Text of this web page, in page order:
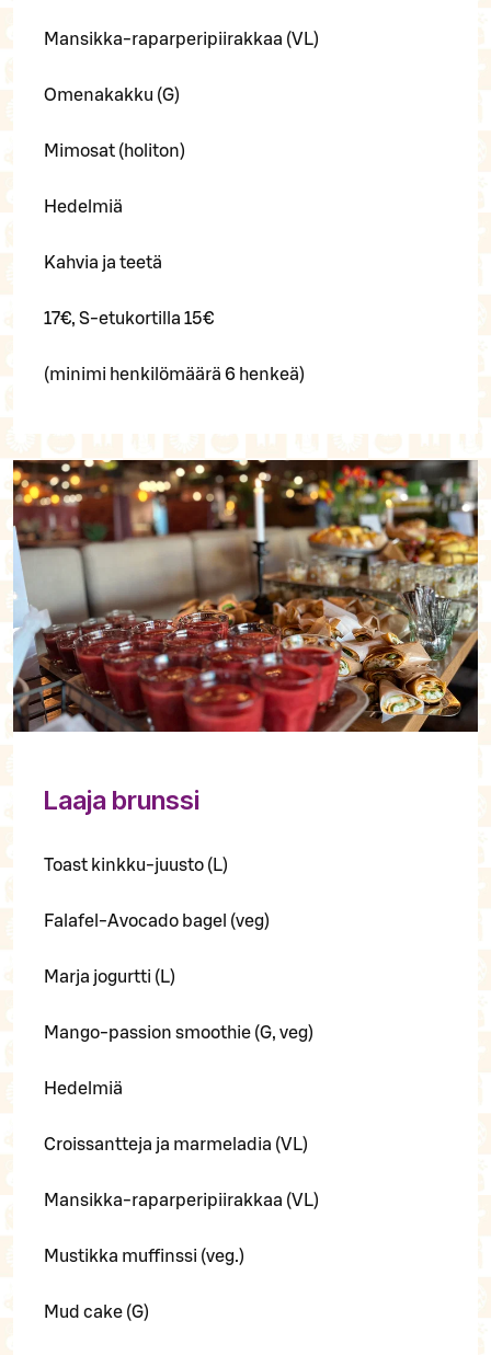
Mansikka-raparperipiirakkaa (VL)
Omenakakku (G)
Mimosat (holiton)
Hedelmiä
Kahvia ja teetä
17€, S-etukortilla 15€
(minimi henkilömäärä 6 henkeä)
Laaja brunssi
Toast kinkku-juusto (L)
Falafel-Avocado bagel (veg)
Marja jogurtti (L)
Mango-passion smoothie (G, veg)
Hedelmiä
Croissantteja ja marmeladia (VL)
Mansikka-raparperipiirakkaa (VL)
Mustikka muffinssi (veg.)
Mud cake (G)